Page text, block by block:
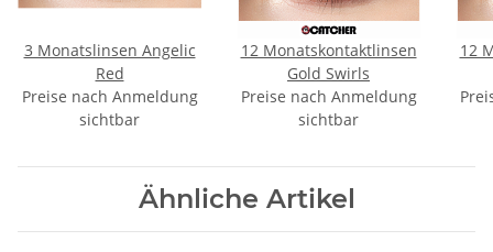
3 Monatslinsen Angelic
Red
Preise nach Anmeldung
sichtbar
12 Monatskontaktlinsen
Gold Swirls
Preise nach Anmeldung
sichtbar
12
Ähnliche Artikel